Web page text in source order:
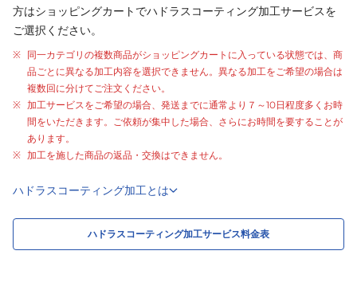
方はショッピングカートでハドラスコーティング加工サービスを
ご選択ください。
同一カテゴリの複数商品がショッピングカートに入っている状態では、商
品ごとに異なる加工内容を選択できません。異なる加工をご希望の場合は
複数回に分けてご注文ください。
加工サービスをご希望の場合、発送までに通常より ７～10日程度多くお時
間をいただきます。ご依頼が集中した場合、さらにお時間を要することが
あります。
加工を施した商品の返品・交換はできません。
ハドラスコーティング加工とは
ハドラスコーティング加工サービス料金表